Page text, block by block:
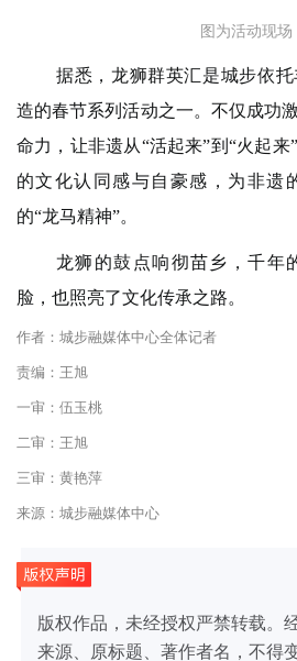
图为活动现场
据悉，龙狮群英汇是城步依
造的春节系列活动之一。不仅成功
命力，让非遗从“活起来”到“火起
的文化认同感与自豪感，为非遗
的“龙马精神”。
龙狮的鼓点响彻苗乡，千年
脸，也照亮了文化传承之路。
作者：城步融媒体中心全体记者
责编：王旭
一审：伍玉桃
二审：王旭
三审：黄艳萍
来源：城步融媒体中心
版权作品，未经授权严禁转载。
来源、原标题、著作者名，不得